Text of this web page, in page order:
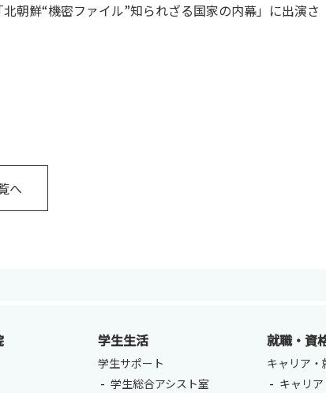
朝鮮“機密ファイル”知られざる国家の内幕」に出演さ
へ
学生生活
学生サポート
学生総合アシスト室
就職・資
キャリア・
キャリ